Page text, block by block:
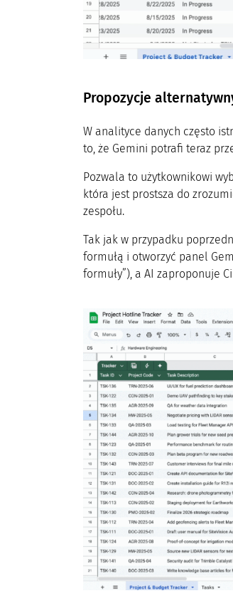
Propozycje
W analityce danych często
to, że Gemini potrafi teraz
Pozwala to użytkownikowi
która jest prostsza do
zespołu.
Tak jak w przypadku
formułą i otworzyć panel
formuły”), a AI zaproponuje